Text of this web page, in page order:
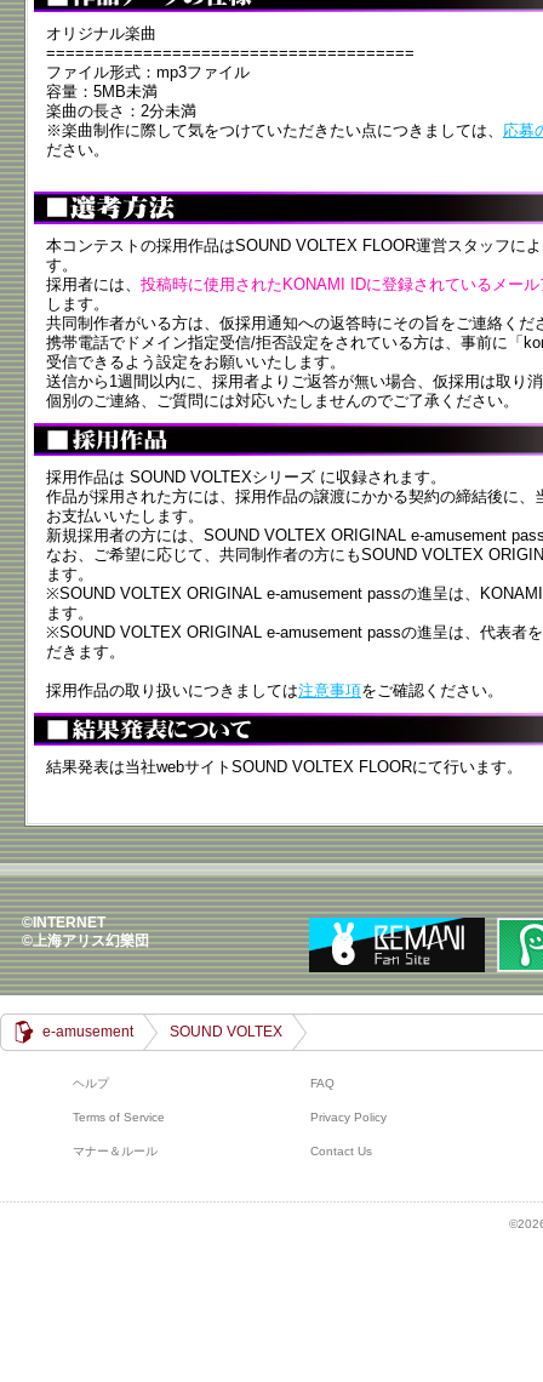
オリジナル楽曲
======================================
ファイル形式：mp3ファイル
容量：5MB未満
楽曲の長さ：2分未満
※楽曲制作に際して気をつけていただきたい点につきましては、 応募
ださい。
本コンテストの採用作品はSOUND VOLTEX FLOOR運営スタッフに
す。
採用者には、 投稿時に使用されたKONAMI IDに登録されているメー
します。
共同制作者がいる方は、仮採用通知への返答時にその旨をご連絡くだ
携帯電話でドメイン指定受信/拒否設定をされている方は、事前に「
受信できるよう設定をお願いいたします。
送信から1週間以内に、採用者よりご返答が無い場合、仮採用は取り
個別のご連絡、ご質問には対応いたしませんのでご了承ください。
採用作品は SOUND VOLTEXシリーズ に収録されます。
作品が採用された方には、採用作品の譲渡にかかる契約の締結後に
お支払いいたします。
新規採用者の方には、SOUND VOLTEX ORIGINAL e-amusement
なお、ご希望に応じて、共同制作者の方にもSOUND VOLTEX
ます。
※SOUND VOLTEX ORIGINAL e-amusement passの進呈は、
ます。
※SOUND VOLTEX ORIGINAL e-amusement passの進呈は、代表者
だきます。
採用作品の取り扱いにつきましては注意事項をご確認ください。
結果発表は当社webサイトSOUND VOLTEX FLOORにて行います。
©INTERNET
©上海アリス幻樂団
e-amusement SOUND VOLTEX
ヘルプ FAQ
Terms of Service Privacy Policy
マナー＆ルール Contact Us